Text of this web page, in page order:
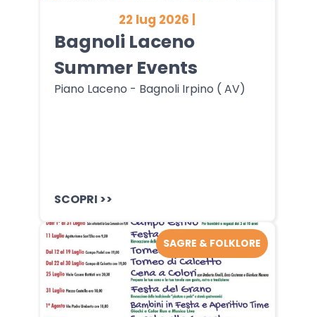
22 lug 2026 |
Bagnoli Laceno
Summer Events
Piano Laceno - Bagnoli Irpino ( AV)
SCOPRI >>
SAGRE & FOLKLORE